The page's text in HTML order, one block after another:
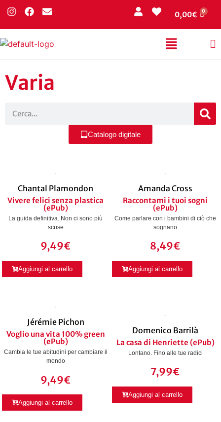
0,00€
Varia
Catalogo digitale
Chantal Plamondon
Vivere felici senza plastica
(ePub)
La guida deﬁnitiva. Non ci sono più
scuse
9,49€
Aggiungi al carrello
Amanda Cross
Raccontami i tuoi sogni
(ePub)
Come parlare con i bambini di ciò che
sognano
8,49€
Aggiungi al carrello
Jérémie Pichon
Voglio una vita 100% green
(ePub)
Cambia le tue abitudini per cambiare il
mondo
9,49€
Aggiungi al carrello
Domenico Barrilà
La casa di Henriette (ePub)
Lontano. Fino alle tue radici
7,99€
Aggiungi al carrello